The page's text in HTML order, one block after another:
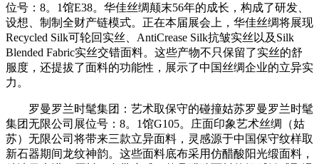
位号：8。1馆E38。华佳丝绸颠末56年的成长，构成了研发、
设想、制制全财产链模式。正在本届展会上，华佳丝绸将展现
Recycled Silk可轮回实丝、AntiCrease Silk抗皱实丝以及Silk
Blended Fabric实丝交错面料。这些产物不只保留了实丝的舒
服度，还提拔了面料的功能性，展示了中国丝绸企业的立异实
力。
罗曼罗兰时髦集团：艺术取保守的碰撞姑苏罗曼罗兰时髦
集团无限公司展位号：8。1馆G105。庄面印象艺术丝绸（姑
苏）无限公司将带来三款立异面料，灵感源于中国保守纹样取
新石器期间龙纹神韵。这些面料底布采用仿醋酸阳光缎面料，